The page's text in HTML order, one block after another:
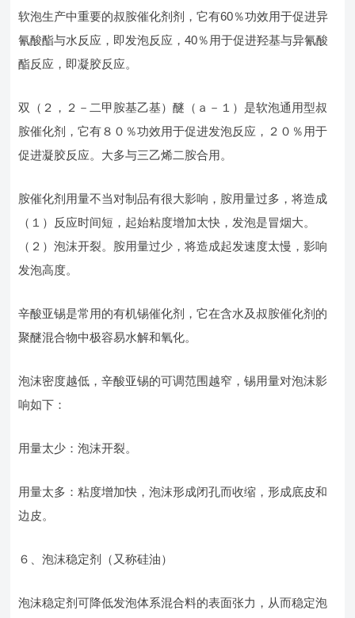
软泡生产中重要的叔胺催化剂剂，它有60％功效用于促进异
氰酸酯与水反应，即发泡反应，40％用于促进羟基与异氰酸
酯反应，即凝胶反应。
双（２，２－二甲胺基乙基）醚（ａ－１）是软泡通用型叔
胺催化剂，它有８０％功效用于促进发泡反应，２０％用于
促进凝胶反应。大多与三乙烯二胺合用。
胺催化剂用量不当对制品有很大影响，胺用量过多，将造成
（１）反应时间短，起始粘度增加太快，发泡是冒烟大。
（２）泡沫开裂。胺用量过少，将造成起发速度太慢，影响
发泡高度。
辛酸亚锡是常用的有机锡催化剂，它在含水及叔胺催化剂的
聚醚混合物中极容易水解和氧化。
泡沫密度越低，辛酸亚锡的可调范围越窄，锡用量对泡沫影
响如下：
用量太少：泡沫开裂。
用量太多：粘度增加快，泡沫形成闭孔而收缩，形成底皮和
边皮。
６、泡沫稳定剂（又称硅油）
泡沫稳定剂可降低发泡体系混合料的表面张力，从而稳定泡